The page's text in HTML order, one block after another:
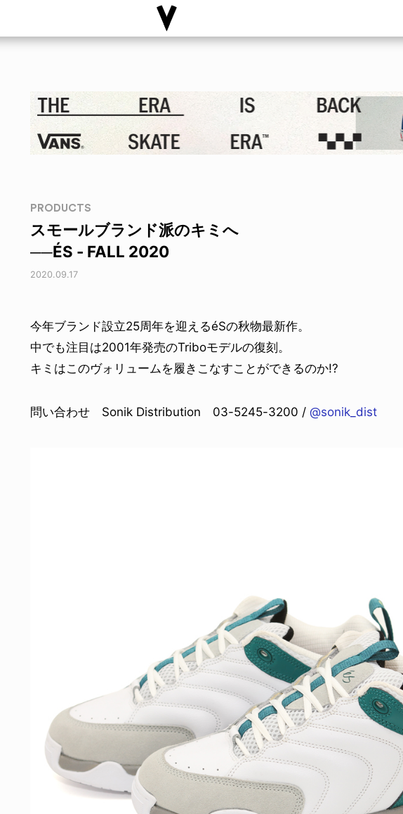
DINOSAUR JR.
VOICE OF FREEDOM
AKIRA OZAWA / 尾澤 彰
2021.09.02
PRODUCTS
スモールブランド派のキミへ
──ÉS - FALL 2020
2020.09.17
今年ブランド設立25周年を迎えるéSの秋物最新作。
中でも注目は2001年発売のTriboモデルの復刻。
キミはこのヴォリュームを履きこなすことができるのか!?
問い合わせ Sonik Distribution 03-5245-3200 / @sonik_dist